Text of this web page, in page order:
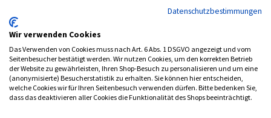
DVD Gelungene Kommunikation 1
10.00 €
inkl. MwSt. (7.00%)
Datenschutzbestimmungen
Wir verwenden Cookies
Das Verwenden von Cookies muss nach Art. 6 Abs. 1 DSGVO angezeigt und vom
Seitenbesucher bestätigt werden. Wir nutzen Cookies, um den korrekten Betrieb
der Website zu gewährleisten, Ihren Shop-Besuch zu personalisieren und um eine
(anonymisierte) Besucherstatistik zu erhalten. Sie können hier entscheiden,
welche Cookies wir für Ihren Seitenbesuch verwenden dürfen. Bitte bedenken Sie,
dass das deaktivieren aller Cookies die Funktionalität des Shops beeinträchtigt.